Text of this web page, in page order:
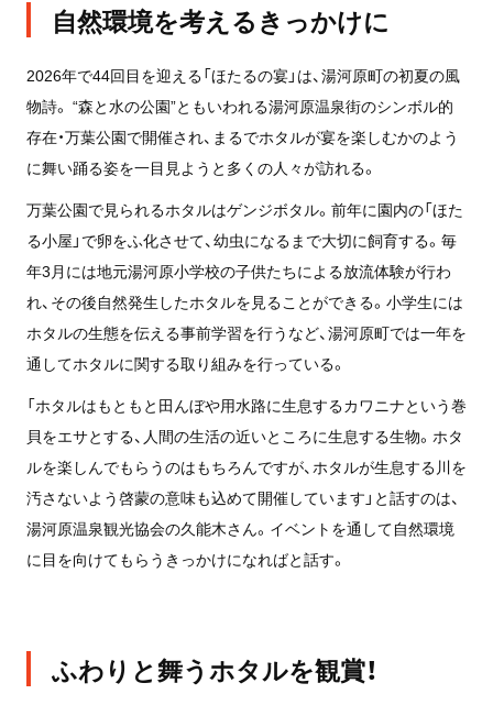
自然環境を考えるきっかけに
2026年で44回目を迎える「ほたるの宴」は、湯河原町の初夏の風
物詩。 “森と水の公園”ともいわれる湯河原温泉街のシンボル的
存在・万葉公園で開催され、まるでホタルが宴を楽しむかのよう
に舞い踊る姿を一目見ようと多くの人々が訪れる。
万葉公園で見られるホタルはゲンジボタル。前年に園内の「ほた
る小屋」で卵をふ化させて、幼虫になるまで大切に飼育する。毎
年3月には地元湯河原小学校の子供たちによる放流体験が行わ
れ、その後自然発生したホタルを見ることができる。小学生には
ホタルの生態を伝える事前学習を行うなど、湯河原町では一年を
通してホタルに関する取り組みを行っている。
「ホタルはもともと田んぼや用水路に生息するカワニナという巻
貝をエサとする、人間の生活の近いところに生息する生物。ホタ
ルを楽しんでもらうのはもちろんですが、ホタルが生息する川を
汚さないよう啓蒙の意味も込めて開催しています」と話すのは、
湯河原温泉観光協会の久能木さん。イベントを通して自然環境
に目を向けてもらうきっかけになればと話す。
ふわりと舞うホタルを観賞！